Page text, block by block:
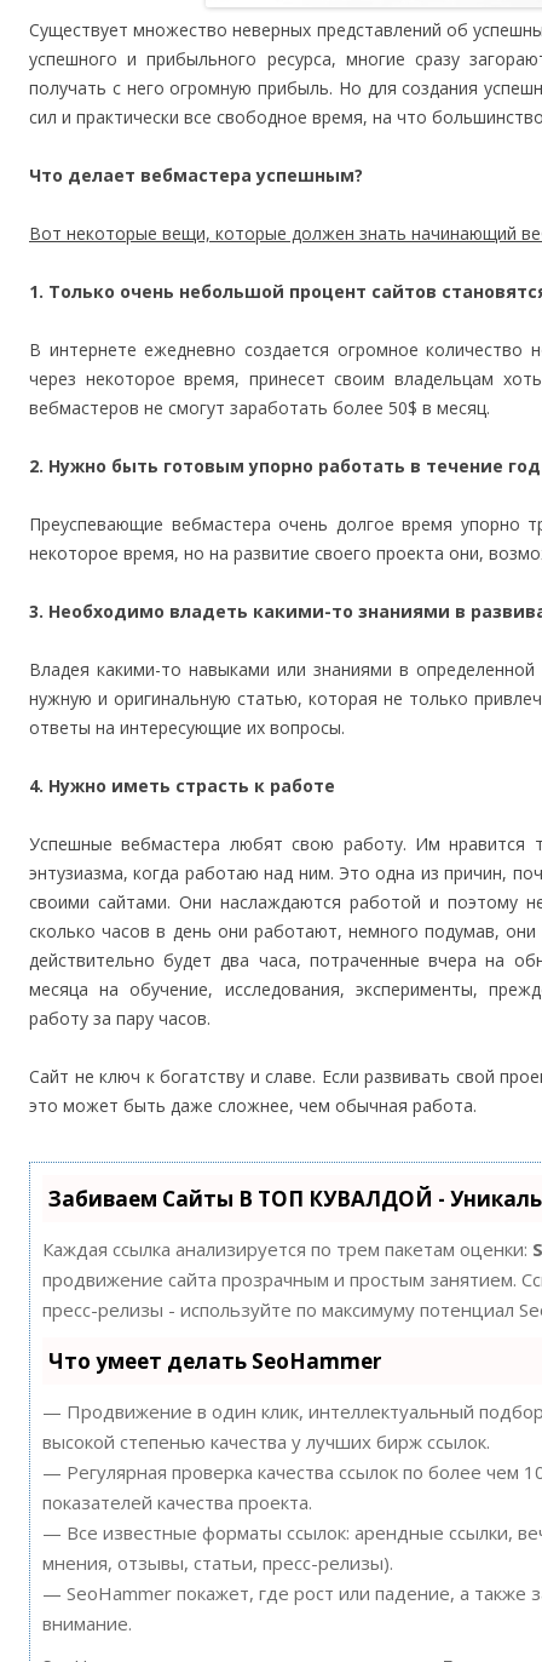
Существует множество неверных представлений об
успешного и прибыльного ресурса, многие сразу
получать с него огромную прибыль. Но для создания
сил и практически все свободное время, на что
Что делает вебмастера успешным?
Вот некоторые вещи, которые должен знать начинающий
1. Только очень небольшой процент сайтов
В интернете ежедневно создается огромное
через некоторое время, принесет своим владельцам
вебмастеров не смогут заработать более 50$ в месяц.
2. Нужно быть готовым упорно работать в течение
Преуспевающие вебмастера очень долгое время упорно
некоторое время, но на развитие своего проекта они,
3. Необходимо владеть какими-то знаниями в
Владея какими-то навыками или знаниями в
нужную и оригинальную статью, которая не только
ответы на интересующие их вопросы.
4. Нужно иметь страсть к работе
Успешные вебмастера любят свою работу. Им нравится
энтузиазма, когда работаю над ним. Это одна из причин,
своими сайтами. Они наслаждаются работой и поэтому
сколько часов в день они работают, немного подумав,
действительно будет два часа, потраченные вчера на
месяца на обучение, исследования, эксперименты,
работу за пару часов.
Сайт не ключ к богатству и славе. Если развивать свой
это может быть даже сложнее, чем обычная работа.
Забиваем Сайты В ТОП КУВАЛДОЙ -
Каждая ссылка анализируется по трем пакетам оценки:
продвижение сайта прозрачным и простым занятием.
пресс-релизы - используйте по максимуму потенциал
Что умеет делать SeoHammer
— Продвижение в один клик, интеллектуальный
высокой степенью качества у лучших бирж ссылок.
— Регулярная проверка качества ссылок по более чем
показателей качества проекта.
— Все известные форматы ссылок: арендные ссылки,
мнения, отзывы, статьи, пресс-релизы).
— SeoHammer покажет, где рост или падение, а также
внимание.